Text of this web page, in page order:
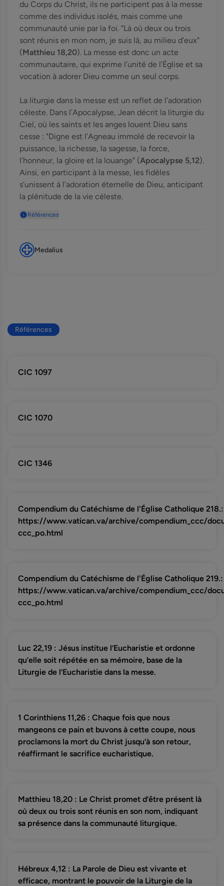
du Corps du Christ, ils ne participent pas à la messe
comme des individus isolés, mais comme une
communauté unie par la foi. "Là où deux ou trois
sont réunis en mon nom, je suis là, au milieu d’eux"
(Matthieu 18,20). La messe est donc un acte
communautaire, qui exprime l’unité de l’Église et sa
vocation à adorer Dieu comme un seul corps.
La liturgie dans la messe est un reflet de l’adoration
céleste. Dans l’Apocalypse, Jean décrit la liturgie du
Ciel, où les saints et les anges louent Dieu sans
cesse : "Digne est l’Agneau immolé de recevoir la
puissance, la richesse, la sagesse, la force,
l’honneur, la gloire et la louange" (Apocalypse 5,12).
Ainsi, en participant à la messe, les fidèles
s’unissent à l’adoration éternelle de Dieu, anticipant
la plénitude de la vie céleste.
Références
Medalius
Références
CIC 1097
CIC 1070
CIC 1346
Compendium du Catéchisme de l'Église Catholique 218.:
https://www.vatican.va/archive/compendium_ccc/
ccc_po.html
Compendium du Catéchisme de l'Église Catholique 219.:
https://www.vatican.va/archive/compendium_ccc/
ccc_po.html
Luc 22,19 : Jésus institue l’Eucharistie et ordonne
qu’elle soit répétée en sa mémoire, base de la
Liturgie de l’Eucharistie dans la messe.
1 Corinthiens 11,26 : Chaque fois que nous
mangeons ce pain et buvons à cette coupe, nous
proclamons la mort du Christ jusqu’à son retour,
réaffirmant le sacrifice eucharistique.
Matthieu 18,20 : Le Christ promet d’être présent là
où deux ou trois sont réunis en son nom, indiquant
sa présence dans la communauté liturgique.
Hébreux 4,12 : La Parole de Dieu est vivante et
efficace, montrant le pouvoir de la Liturgie de la